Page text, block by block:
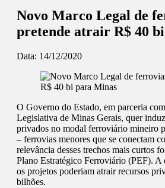
Novo Marco Legal de
pretende atrair R$ 40
Data: 14/12/2020
O Governo do Estado, em parceria
Legislativa de Minas Gerais, quer
privados no modal ferroviário mineiro
– ferrovias menores que se conectam
relevância desses trechos mais curtos
Plano Estratégico Ferroviário (PEF). A
os projetos poderiam atrair recursos
bilhões.